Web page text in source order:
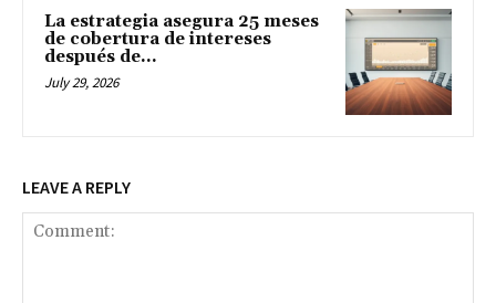
La estrategia asegura 25 meses
de cobertura de intereses
después de...
July 29, 2026
LEAVE A REPLY